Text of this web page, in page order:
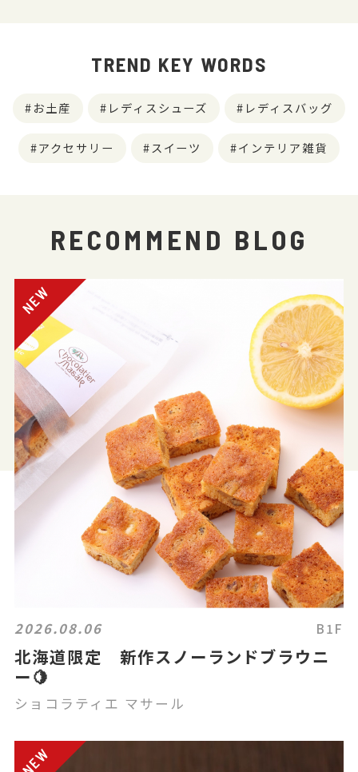
TREND KEY WORDS
お土産 レディスシューズ レディスバッグ
アクセサリー スイーツ インテリア雑貨
RECOMMEND BLOG
2026.08.06 B1F
北海道限定 新作スノーランドブラウニ
ー🍋
ショコラティエ マサール